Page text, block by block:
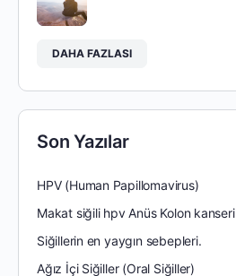
DAHA FAZLASI
Son Yazılar
HPV (Human Papillomavirus)
Makat siğili hpv Anüs Kolon kanseri
Siğillerin en yaygın sebepleri.
Ağız İçi Siğiller (Oral Siğiller)